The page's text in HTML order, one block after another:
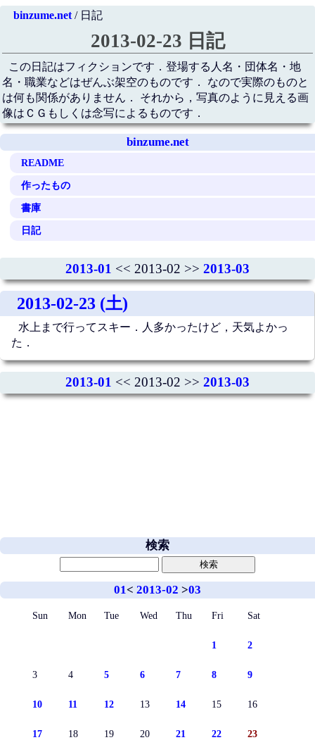
binzume.net/ 日記
2013-02-23 日記
この日記はフィクションです．登場する人名・団体名・地
名・職業などはぜんぶ架空のものです． なので実際のものと
は何も関係がありません． それから，写真のように見える画
像はＣＧもしくは念写によるものです．
binzume.net
README
作ったもの
書庫
日記
2013-01 << 2013-02 >> 2013-03
2013-02-23 (土)
水上まで行ってスキー．人多かったけど，天気よかっ
た．
2013-01 << 2013-02 >> 2013-03
検索
01< 2013-02 >03
Sun Mon Tue Wed Thu Fri Sat
1 2
3 4 5 6 7 8 9
10 11 12 13 14 15 16
17 18 19 20 21 22 23